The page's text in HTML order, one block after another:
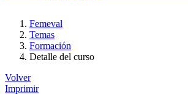
Femeval
Temas
Formación
Detalle del curso
Volver
Imprimir